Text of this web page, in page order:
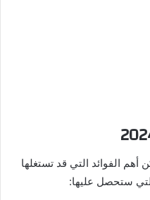
الفوائد التي قد تستغلها
ستحصل عليها: